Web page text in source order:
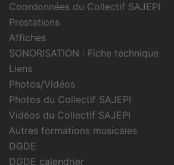
Coordonnées du Collectif SAJEPI
Prestations
Affiches
SONORISATION : Fiche technique
Liens
Photos/Vidéos
Photos du Collectif SAJEPI
Vidéos du Collectif SAJEPI
Autres formations musicales
DGDE
DGDE calendrier